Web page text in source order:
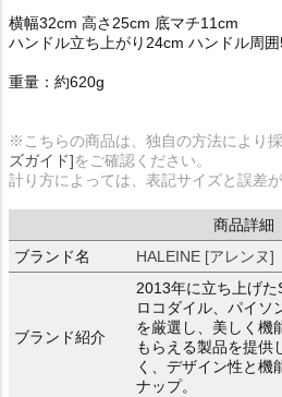
横幅32cm 高さ25cm 底マチ11cm
ハンドル立ち上がり24cm ハンドル周
重量：約620g
※こちらの商品は、独自の方法により
ズガイド]をご確認ください。
計り方によっては、表記サイズと誤差
商品詳細
ブランド名
HALEINE [アレンヌ]
ブランド紹介
2013年に立ち上げた
ロコダイル、パイソ
を厳選し、美しく機
もらえる製品を提供
く、デザイン性と機
ナップ。